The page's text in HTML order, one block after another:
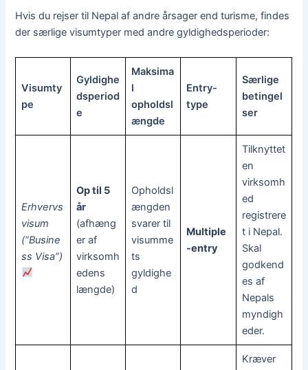
Hvis du rejser til Nepal af andre årsager end turisme, findes
der særlige visumtyper med andre gyldighedsperioder:
Visumty
pe
Gyldighe
dsperiod
e
Maksima
l
opholdsl
ængde
Entry-
type
Særlige
betingel
ser
Erhvervs
visum
(“Busine
ss Visa”)
Op til 5
år
(afhæng
er af
virksomh
edens
længde)
Opholdsl
ængden
svarer til
visumme
ts
gyldighe
d
Multiple
-entry
Tilknyttet
en
virksomh
ed
registrere
t i Nepal.
Skal
godkend
es af
Nepals
myndigh
eder.
Kræver